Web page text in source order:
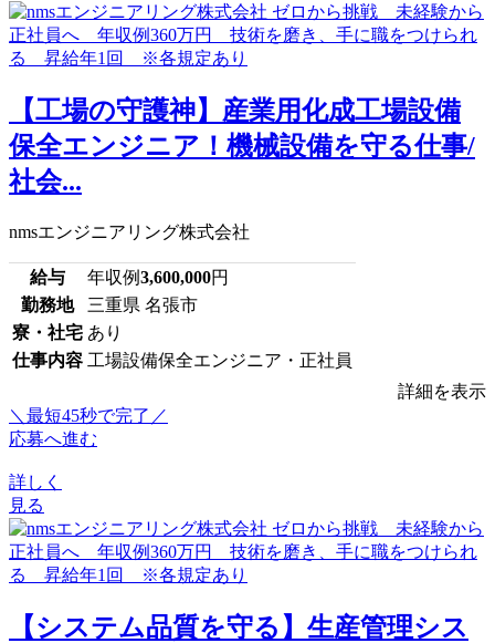
【工場の守護神】産業用化成工場設備
保全エンジニア！機械設備を守る仕事/
社会...
nmsエンジニアリング株式会社
給与 年収例3,600,000円
勤務地
三重県 名張市
寮・社宅 あり
仕事内容 工場設備保全エンジニア・正社員
詳細を表示
＼最短45秒で完了／
応募へ進む
詳しく
見る
【システム品質を守る】生産管理シス